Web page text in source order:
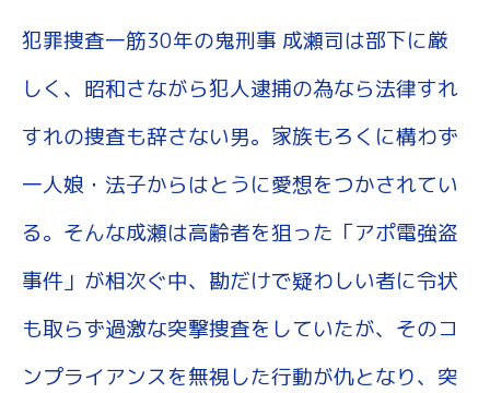
犯罪捜査一筋30年の鬼刑事 成瀬司は部下に厳
しく、昭和さながら犯人逮捕の為なら法律すれ
すれの捜査も辞さない男。家族もろくに構わず
一人娘・法子からはとうに愛想をつかされてい
る。そんな成瀬は高齢者を狙った「アポ電強盗
事件」が相次ぐ中、勘だけで疑わしい者に令状
も取らず過激な突撃捜査をしていたが、そのコ
ンプライアンスを無視した行動が仇となり、突